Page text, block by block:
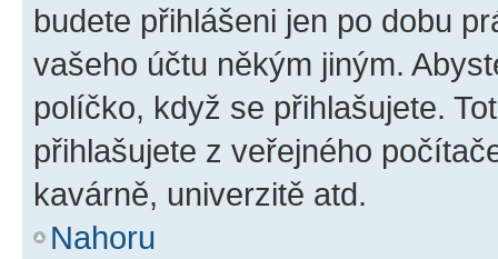
budete přihlášeni jen po dobu
vašeho účtu někým jiným.
políčko, když se přihlašujete.
přihlašujete z veřejného
kavárně, univerzitě atd.
Nahoru